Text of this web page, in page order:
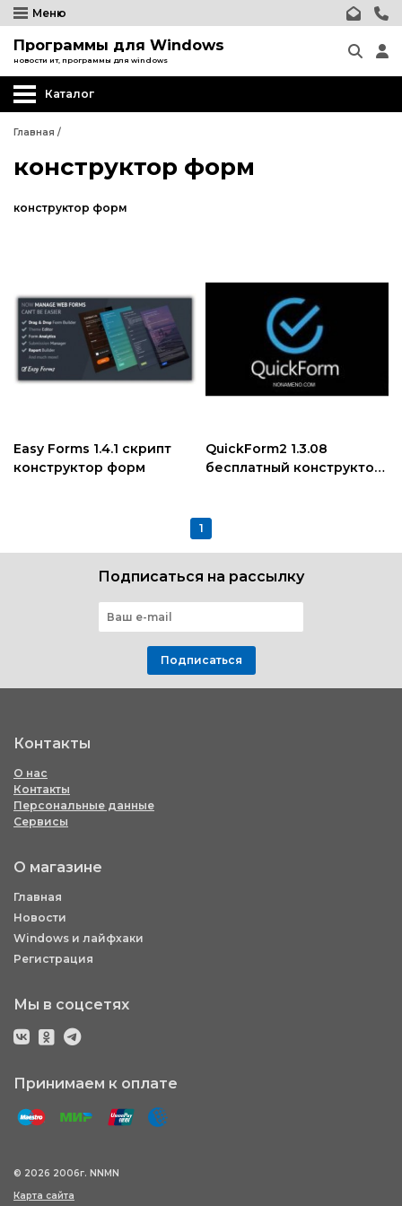
Меню
Программы для Windows
новости ит, программы для windows
Каталог
Главная /
конструктор форм
конструктор форм
Easy Forms 1.4.1 скрипт
конструктор форм
QuickForm2 1.3.08
бесплатный конструктор
1
Подписаться на рассылку
Подписаться
Контакты
О нас
Контакты
Персональные данные
Сервисы
О магазине
Главная
Новости
Windows и лайфхаки
Регистрация
Мы в соцсетях
Принимаем к оплате
© 2026 2006г. NNMN
Карта сайта